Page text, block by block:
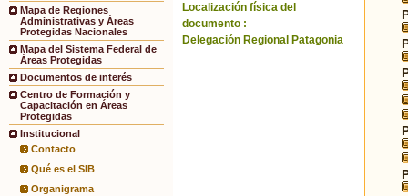
Mapa de Regiones
Administrativas y Áreas
Protegidas Nacionales
Mapa del Sistema Federal de
Áreas Protegidas
Documentos de interés
Centro de Formación y
Capacitación en Áreas
Protegidas
Institucional
Contacto
Qué es el SIB
Organigrama
Localización física del
documento :
Delegación Regional Patagonia